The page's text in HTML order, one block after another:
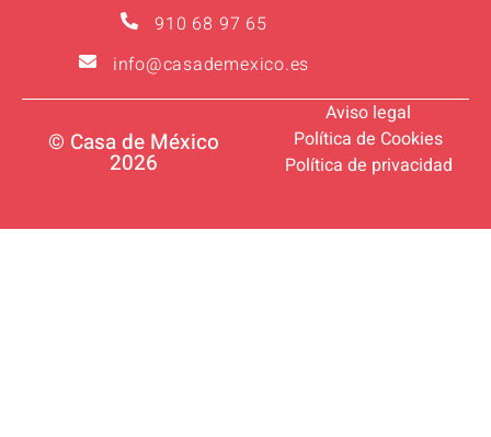
910 68 97 65
info@casademexico.es
© Casa de México
2026
Aviso legal
Política de Cookies
Política de privacidad